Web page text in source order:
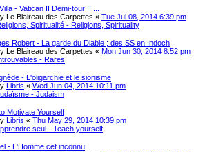
- Vatican II Demi-tour !! ...
Le Blaireau des Carpettes « Tue Jul 08, 2014 6:39 pm
Spiritualité - Religions, Spirituality
Robert - La garde du Diable ; des SS en Indoch
Le Blaireau des Carpettes « Mon Jun 30, 2014 8:52 pm
- Rares
- L'oligarchie et le sionisme
Libris « Wed Jun 04, 2014 10:11 pm
- Judaism
Motivate Yourself
Libris « Thu May 29, 2014 10:39 pm
seul - Teach yourself
- L'Homme cet inconnu